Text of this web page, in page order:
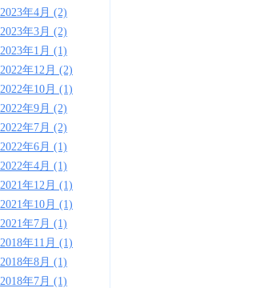
2023年4月 (2)
2023年3月 (2)
2023年1月 (1)
2022年12月 (2)
2022年10月 (1)
2022年9月 (2)
2022年7月 (2)
2022年6月 (1)
2022年4月 (1)
2021年12月 (1)
2021年10月 (1)
2021年7月 (1)
2018年11月 (1)
2018年8月 (1)
2018年7月 (1)